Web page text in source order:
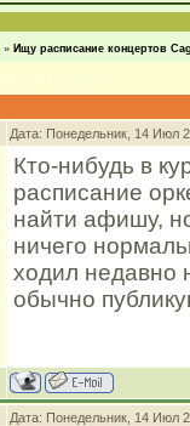
» Ищу расписание концертов
Дата: Понедельник, 14 Июл
Кто-нибудь в
расписание
найти афишу,
ничего
ходил недавно
обычно
Дата: Понедельник, 14 Июл